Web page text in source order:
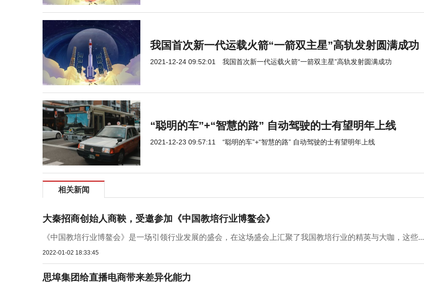
我国首次新一代运载火箭“一箭双主星”高轨发射圆满成功
2021-12-24 09:52:01 我国首次新一代运载火箭“一箭双主星”高轨发射圆满成功
“聪明的车”+“智慧的路” 自动驾驶的士有望明年上线
2021-12-23 09:57:11 “聪明的车”+“智慧的路” 自动驾驶的士有望明年上线
相关新闻
大秦招商创始人商鞅，受邀参加《中国教培行业博鳌会》
《中国教培行业博鳌会》是一场引领行业发展的盛会，在这场盛会上汇聚了我国教培行业的精英与大咖，这些...
2022-01-02 18:33:45
思埠集团给直播电商带来差异化能力